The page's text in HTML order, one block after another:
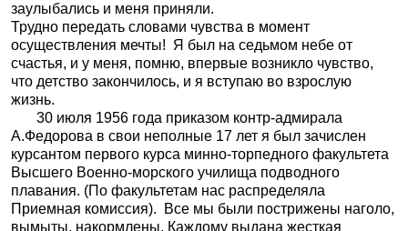
заулыбались и меня приняли.
Трудно передать словами чувства в момент
осуществления мечты! Я был на седьмом небе от
счастья, и у меня, помню, впервые возникло чувство,
что детство закончилось, и я вступаю во взрослую
жизнь.
30 июля 1956 года приказом контр-адмирала
А.Федорова в свои неполные 17 лет я был зачислен
курсантом первого курса минно-торпедного факультета
Высшего Военно-морского училища подводного
плавания. (По факультетам нас распределяла
Приемная комиссия).
Все мы были пострижены наголо,
вымыты, накормлены. Каждому выдана жесткая